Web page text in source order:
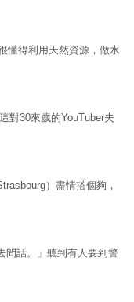
懂得利用天然資源，做水
對30來歲的YouTuber夫
）盡情搭個夠，
問話。」聽到有人要到警